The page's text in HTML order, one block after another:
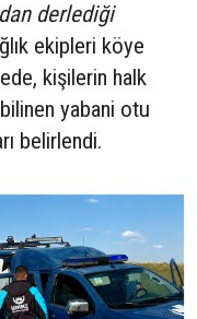
derlediği
ekipleri köye
kişilerin halk
yabani otu
belirlendi.